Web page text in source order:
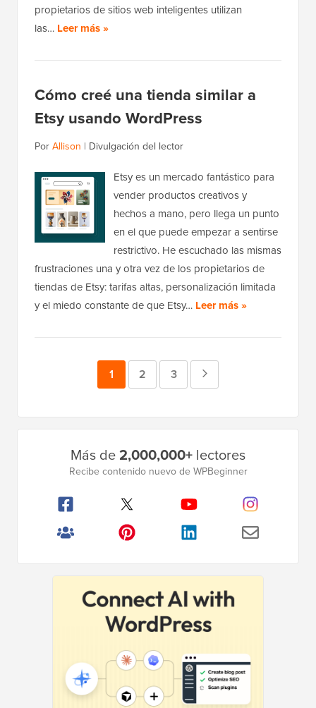
propietarios de sitios web inteligentes utilizan
las… Leer más »
Cómo creé una tienda similar a
Etsy usando WordPress
Por Allison | Divulgación del lector
Etsy es un mercado fantástico para
vender productos creativos y
hechos a mano, pero llega un punto
en el que puede empezar a sentirse
restrictivo. He escuchado las mismas
frustraciones una y otra vez de los propietarios de
tiendas de Etsy: tarifas altas, personalización limitada
y el miedo constante de que Etsy… Leer más »
Página
1 Página
2 Página
3
Más de2,000,000+ lectores
Recibe contenido nuevo de WPBeginner